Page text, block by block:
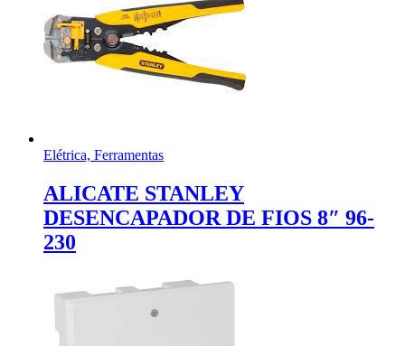
Elétrica, Ferramentas
ALICATE STANLEY
DESENCAPADOR DE FIOS 8″ 96-
230